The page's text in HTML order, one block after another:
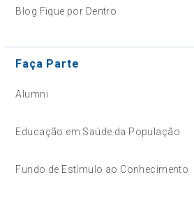
Blog Fique por Dentro
Faça Parte
Alumni
Educação em Saúde da População
Fundo de Estímulo ao Conhecimento